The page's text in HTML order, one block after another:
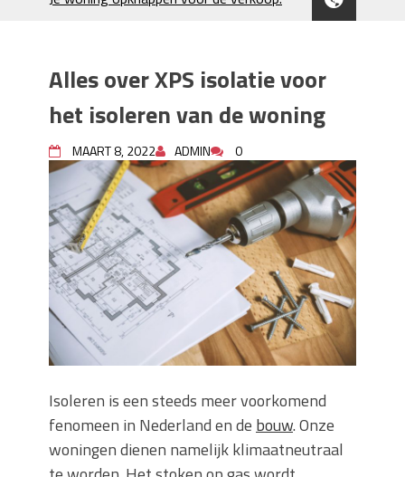
evenementen
H₂S in Rotterdamse woonwijken:
metingen, geurneutralisatie en
resultaten
Kunststof erfafscheiding: duurzame
keuze voor iedere tuin
Wat is een sleuvenzaagmachine en
wanneer gebruik je hem?
Wonen in balans en comfort
Wanneer is het slim om een
graafmachine te huren in plaats van te
kopen?
Buitenleven, de tuin en een hangmat
kopen
Verbouwen? Sla je inboedel tijdelijk op!
Waar let je op bij het kiezen van een
dakdekkersbedrijf?
Alles over XPS isolatie voor
het isoleren van de woning
MAART 8, 2022 ADMIN 0
Isoleren is een steeds meer voorkomend
fenomeen in Nederland en de bouw. Onze
woningen dienen namelijk klimaatneutraal